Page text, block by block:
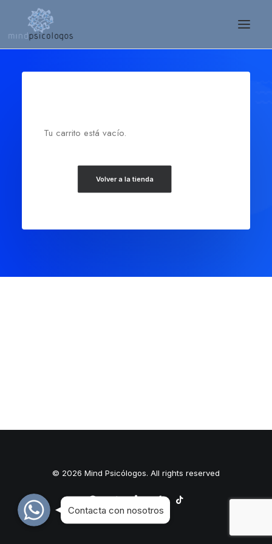
Tu carrito está vacío.
Volver a la tienda
© 2026 Mind Psicólogos. All rights reserved
WhatsApp
WhatsApp
WhatsApp
Contacta con nosotros